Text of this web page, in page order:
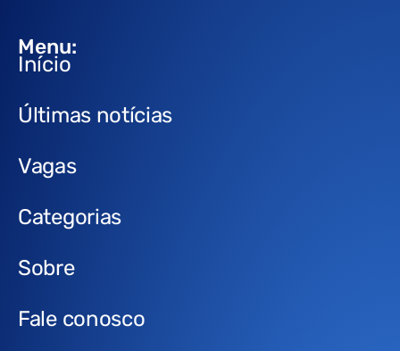
Menu:
Início
Últimas notícias
Vagas
Categorias
Sobre
Fale conosco